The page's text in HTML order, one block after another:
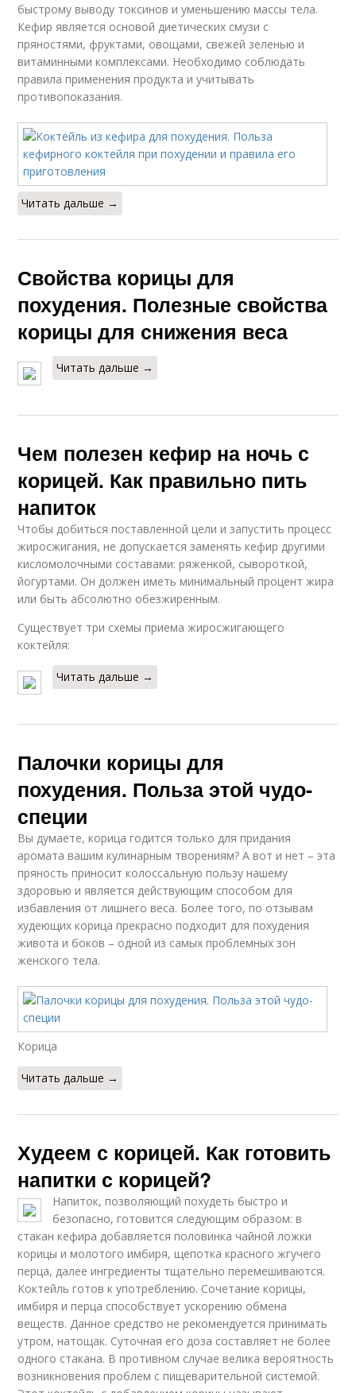
быстрому выводу токсинов и уменьшению массы тела.
Кефир является основой диетических смузи с
пряностями, фруктами, овощами, свежей зеленью и
витаминными комплексами. Необходимо соблюдать
правила применения продукта и учитывать
противопоказания.
Читать дальше →
Свойства корицы для
похудения. Полезные свойства
корицы для снижения веса
Читать дальше →
Чем полезен кефир на ночь с
корицей. Как правильно пить
напиток
Чтобы добиться поставленной цели и запустить процесс
жиросжигания, не допускается заменять кефир другими
кисломолочными составами: ряженкой, сывороткой,
йогуртами. Он должен иметь минимальный процент жира
или быть абсолютно обезжиренным.
Существует три схемы приема жиросжигающего
коктейля:
Читать дальше →
Палочки корицы для
похудения. Польза этой чудо-
специи
Вы думаете, корица годится только для придания
аромата вашим кулинарным творениям? А вот и нет – эта
пряность приносит колоссальную пользу нашему
здоровью и является действующим способом для
избавления от лишнего веса. Более того, по отзывам
худеющих корица прекрасно подходит для похудения
живота и боков – одной из самых проблемных зон
женского тела.
Корица
Читать дальше →
Худеем с корицей. Как готовить
напитки с корицей?
Напиток, позволяющий похудеть быстро и
безопасно, готовится следующим образом: в
стакан кефира добавляется половинка чайной ложки
корицы и молотого имбиря, щепотка красного жгучего
перца, далее ингредиенты тщательно перемешиваются.
Коктейль готов к употреблению. Сочетание корицы,
имбиря и перца способствует ускорению обмена
веществ. Данное средство не рекомендуется принимать
утром, натощак. Суточная его доза составляет не более
одного стакана. В противном случае велика вероятность
возникновения проблем с пищеварительной системой.